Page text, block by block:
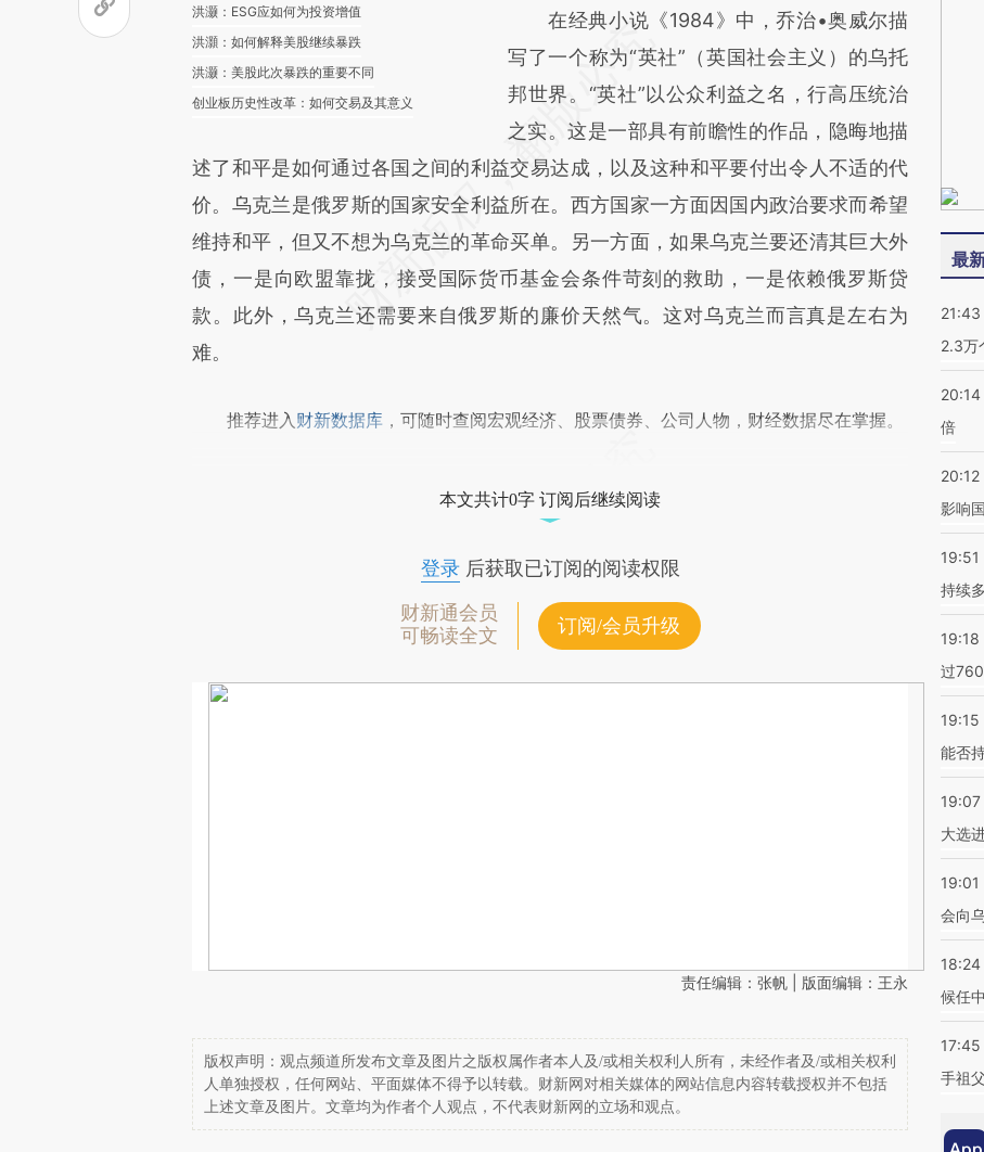
洪灏：ESG应如何为投资增值
洪灝：如何解释美股继续暴跌
洪灏：美股此次暴跌的重要不同
创业板历史性改革：如何交易及其意义
在经典小说《1984》中，乔治•奥威尔描
写了一个称为“英社”（英国社会主义）的乌托
邦世界。“英社”以公众利益之名，行高压统治
之实。这是一部具有前瞻性的作品，隐晦地描
述了和平是如何通过各国之间的利益交易达成，以及这种和平要付出令人不适的代
价。乌克兰是俄罗斯的国家安全利益所在。西方国家一方面因国内政治要求而希望
维持和平，但又不想为乌克兰的革命买单。另一方面，如果乌克兰要还清其巨大外
债，一是向欧盟靠拢，接受国际货币基金会条件苛刻的救助，一是依赖俄罗斯贷
款。此外，乌克兰还需要来自俄罗斯的廉价天然气。这对乌克兰而言真是左右为
难。
推荐进入 财新数据库 ，可随时查阅宏观经济、股票债券、公司人物，财经数据尽在掌握。
本文共计0字 订阅后继续阅读
登录后获取已订阅的阅读权限
财新通会员
可畅读全文
订阅/会员升级
责任编辑：张帆 | 版面编辑：王永
版权声明：观点频道所发布文章及图片之版权属作者本人及/或相关权利人所有，未经作者及/或相关权利
人单独授权，任何网站、平面媒体不得予以转载。财新网对相关媒体的网站信息内容转载授权并不包括
上述文章及图片。文章均为作者个人观点，不代表财新网的立场和观点。
最
21:43
2.3万
20:14
倍
20:12
影响
19:51
持续
19:18
过
19:15
能否
19:07
大选
19:01
会向
18:24
候任
17:45
手祖